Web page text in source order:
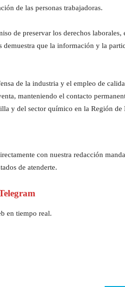
de las personas trabajadoras.
de preservar los derechos laborales,
demuestra que la información y la
de la industria y el empleo de
manteniendo el contacto
y del sector químico en la Región de
con nuestra redacción
de atenderte.
en tiempo real.